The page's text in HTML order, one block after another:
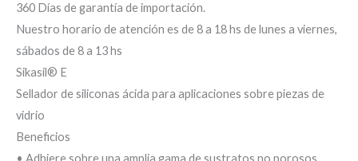
360 Días de garantía de importación.
Nuestro horario de atención es de 8 a 18 hs de lunes a viernes,
sábados de 8 a 13 hs
Sikasil® E
Sellador de siliconas ácida para aplicaciones sobre piezas de
vidrio
Beneficios